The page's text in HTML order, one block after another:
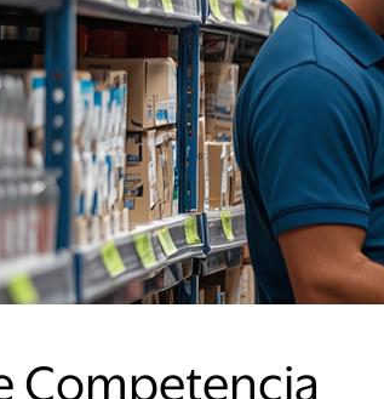
Competencia